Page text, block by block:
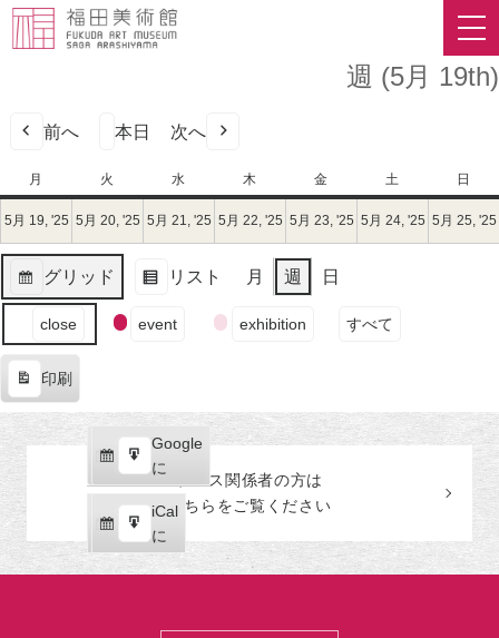
週 (5月 19th)
前へ 本日 次へ
月
曜
日
火
曜
日
水
曜
日
木
曜
日
金
曜
日
土
曜
日
日
曜
日
5月 19, '25 2025
年
月
19
日
（月）
5月 20, '25 2025
年
月
日
5月 21, '25 2025
年
月
日
5月 22, '25 2025
年
5
月
日
5月 23, '25 2025
年
日
5月 24, '25 2025
年
5月 25, '25
グリッド
表
リスト
表
月 週 日
ン
の
カ
テ
ゴ
close event exhibition すべて
印刷
示
Google
で
購
読
iCal
で
購
読
Google
に
エ
ク
ス
ポ
iCal
に
エ
ク
プレス関係者の方は
こちらをご覧ください